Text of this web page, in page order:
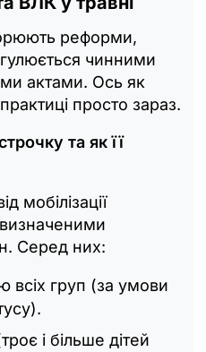
реформи,
чинними
актами. Ось як
просто зараз.
та як її
мобілізації
визначеними
Серед них:
всіх груп (за умови
і більше дітей